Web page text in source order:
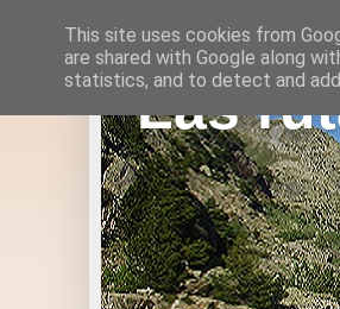
Las
This site uses cookies from
are shared with Google along
statistics, and to detect and